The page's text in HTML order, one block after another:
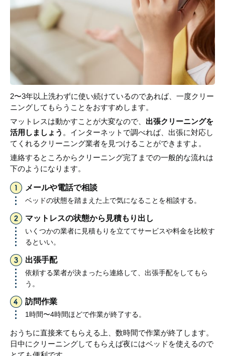
2〜3年以上洗わずに使い続けているのであれば、一度クリー
ニングしてもらうことをおすすめします。
マットレスは動かすことが大変なので、 出張クリーニングを
活用しましょう 。インターネットで調べれば、出張に対応し
てくれるクリーニング業者を見つけることができますよ。
連絡するところからクリーニング完了までの一般的な流れは
下のようになります。
メールや電話で相談
ベッドの状態を踏まえた上で気になることを相談する。
マットレスの状態から見積もり出し
いくつかの業者に見積もりを立ててサービスや料金を比較す
るといい。
出張手配
依頼する業者が決まったら連絡して、出張手配をしてもら
う。
訪問作業
1時間〜4時間ほどで作業が終了する。
おうちに直接来てもらえる上、数時間で作業が終了します。
日中にクリーニングしてもらえば夜にはベッドを使えるので